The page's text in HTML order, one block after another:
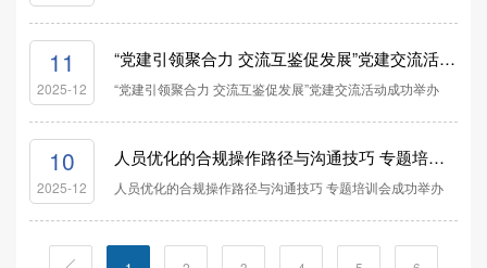
11
2025-12
“党建引领聚合力 交流互鉴促发展”党建交流活动成功举办
“党建引领聚合力 交流互鉴促发展”党建交流活动成功举办
10
2025-12
人员优化的合规操作路径与沟通技巧 专题培训会成功举办
人员优化的合规操作路径与沟通技巧 专题培训会成功举办